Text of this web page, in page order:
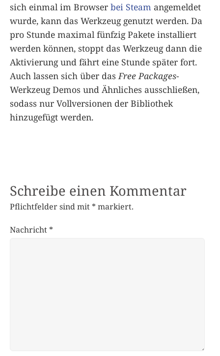
sich einmal im Browser bei Steam angemeldet
wurde, kann das Werkzeug genutzt werden. Da
pro Stunde maximal fünfzig Pakete installiert
werden können, stoppt das Werkzeug dann die
Aktivierung und fährt eine Stunde später fort.
Auch lassen sich über dasFree Packages-
Werkzeug Demos und Ähnliches ausschließen,
sodass nur Vollversionen der Bibliothek
hinzugefügt werden.
Schreibe einen Kommentar
Pflichtfelder sind mit * markiert.
Nachricht *